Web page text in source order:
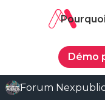
Démo
Forum